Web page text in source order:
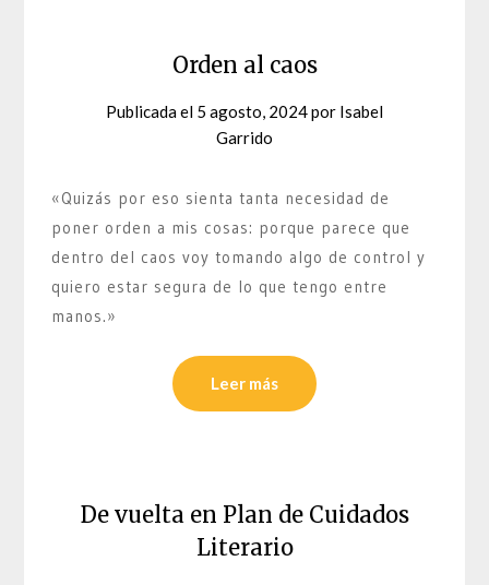
Orden al caos
Publicada el 5 agosto, 2024por Isabel
Garrido
«Quizás por eso sienta tanta necesidad de
poner orden a mis cosas: porque parece que
dentro del caos voy tomando algo de control y
quiero estar segura de lo que tengo entre
manos.»
Leer más
De vuelta en Plan de Cuidados
Literario